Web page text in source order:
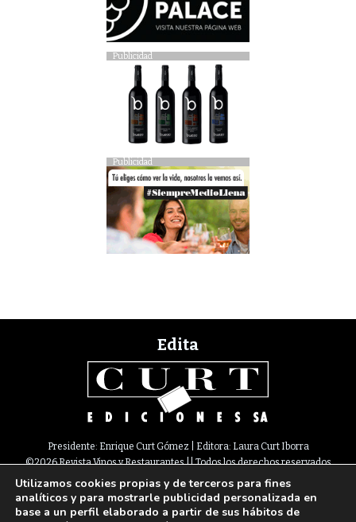
Publicidad
Publicidad
Edita
Presidente: Enrique Curt Gómez | Editora: Laura Curt Iborra
©2026 Revista Vinos y Restaurantes || Todos los derechos reservados
Newsletter Nota legal Política de Cookies Suscripción
Contacto
Paseo de Gracia, 63. 1º 2ª. 08008 Barcelona |933 180 101¦ Fax 933 183 505
Utilizamos cookies propias y de terceros para fines
analíticos y para mostrarle publicidad personalizada en
base a un perfil elaborado a partir de sus hábitos de